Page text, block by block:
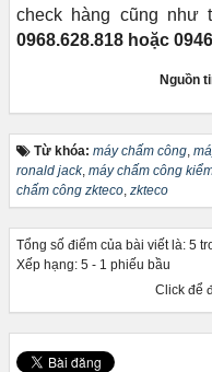
check hàng cũng như
0968.628.818 hoặc
Nguồn
Từ khóa:máy chấm công ,
ronald jack,máy chấm công
chấm công zkteco ,zkteco
Tổng số điểm của bài viết là: 5
Xếp hạng:5 - 1 phiếu bầu
Click để